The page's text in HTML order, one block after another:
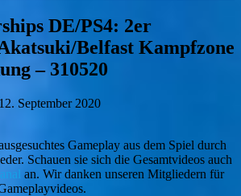
DE/PS4: 2er
Belfast Kampfzone
– 310520
12. September 2020
Gameplay aus dem Spiel durch
Schauen sie sich die Gesamtvideos auch
an. Wir danken unseren Mitgliedern für